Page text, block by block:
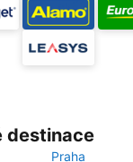
destinace
Praha